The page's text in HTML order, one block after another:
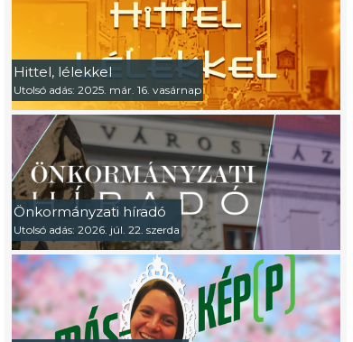
Hittel, lélekkel
Utolsó adás: 2025. már. 16. vasárnap
Önkormányzati híradó
Utolsó adás: 2026. júl. 22. szerda